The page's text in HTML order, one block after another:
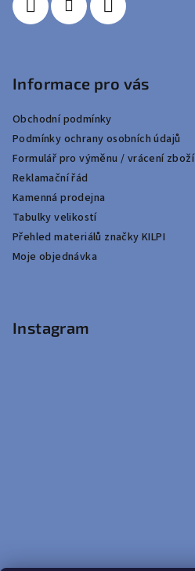
Informace pro vás
Obchodní podmínky
Podmínky ochrany osobních údajů
Formulář pro výměnu / vrácení zboží
Reklamační řád
Kamenná prodejna
Tabulky velikostí
Přehled materiálů značky KILPI
Moje objednávka
Instagram